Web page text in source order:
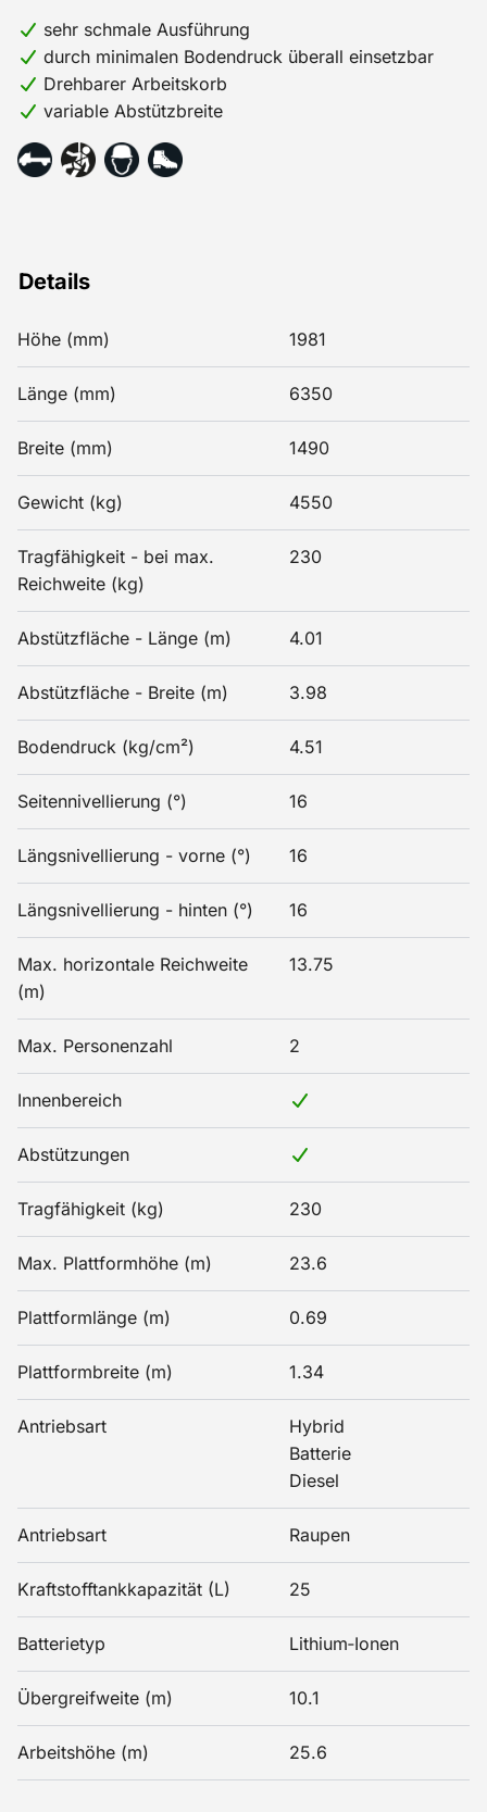
Details
Höhe (mm) 1981
Länge (mm) 6350
Breite (mm) 1490
Gewicht (kg) 4550
Tragfähigkeit - bei max.
Reichweite (kg)
230
Abstützfläche - Länge (m) 4.01
Abstützfläche - Breite (m) 3.98
Bodendruck (kg/cm²) 4.51
Seitennivellierung (°) 16
Längsnivellierung - vorne (°) 16
Längsnivellierung - hinten (°) 16
Max. horizontale Reichweite
(m)
13.75
Max. Personenzahl 2
Innenbereich
Abstützungen
Tragfähigkeit (kg) 230
Max. Plattformhöhe (m) 23.6
Plattformlänge (m) 0.69
Plattformbreite (m) 1.34
Antriebsart
Hybrid
Batterie
Diesel
Antriebsart Raupen
Kraftstofftankkapazität (L) 25
Batterietyp Lithium‑Ionen
Übergreifweite (m) 10.1
Arbeitshöhe (m) 25.6
sehr schmale Ausführung
durch minimalen Bodendruck überall einsetzbar
Drehbarer Arbeitskorb
variable Abstützbreite